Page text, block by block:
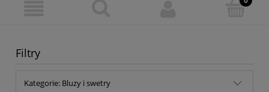
Filtry
Kategorie: Bluzy i swetry